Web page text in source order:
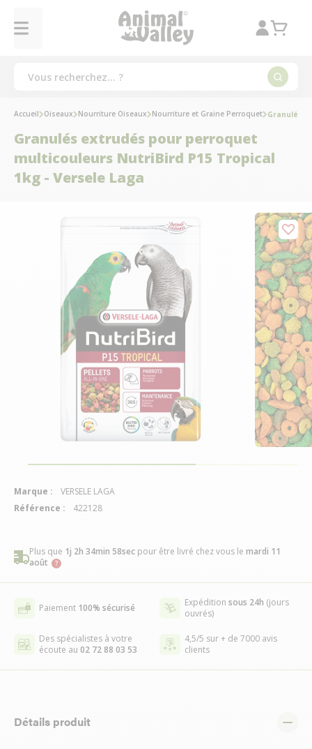
Plus que 1j 2h 34min 58sec pour être livré chez vous le mardi 11
août
Paiement 100% sécurisé Expédition sous 24h (jours
ouvrés)
Des spécialistes à votre
écoute au 02 72 88 03 53
4,5/5 sur + de 7000 avis
clients
Détails produit
Accueil Oiseaux Nourriture Oiseaux Nourriture et Graine Perroquet Granulés
Granulés extrudés pour perroquet
multicouleurs NutriBird P15 Tropical
1kg - Versele Laga
Marque :
VERSELE LAGA
Référence :
422128